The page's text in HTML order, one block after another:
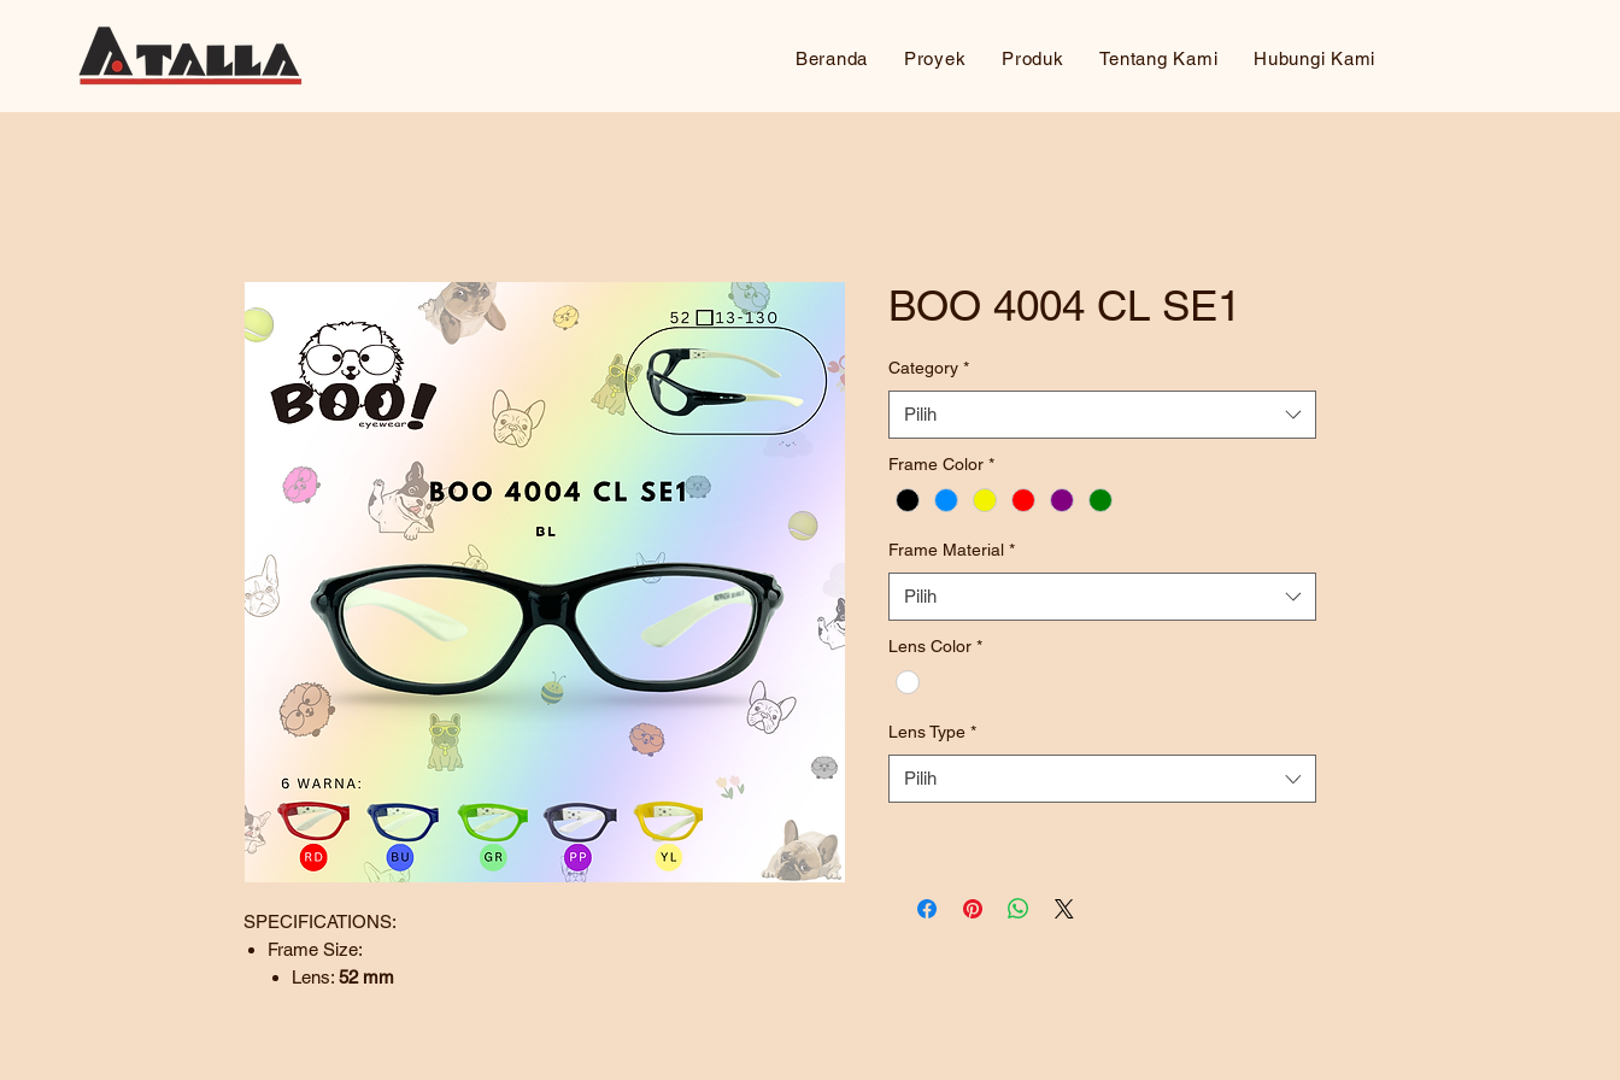
Beranda Proyek Produk Tentang Kami Hubungi Kami
SPECIFICATIONS:
Frame Size:
Lens: 52 mm
BOO 4004 CL SE1
Category *
Pilih
Frame Color *
Frame Material *
Pilih
Lens Color *
Lens Type *
Pilih